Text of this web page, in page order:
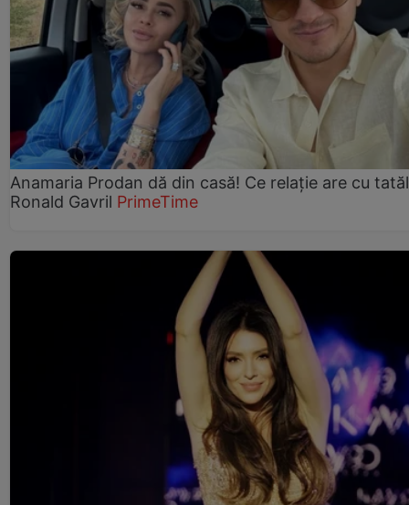
Anamaria Prodan dă din casă! Ce relație are cu
Ronald Gavril PrimeTime